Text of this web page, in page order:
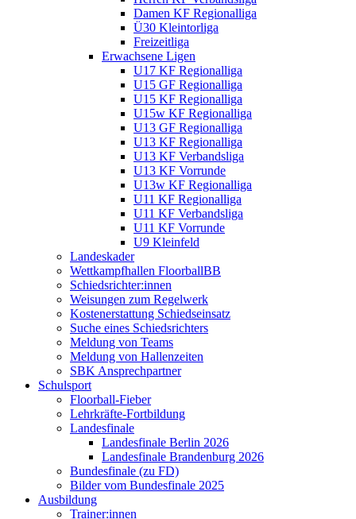
Damen KF Regionalliga
Ü30 Kleintorliga
Freizeitliga
Erwachsene Ligen
U17 KF Regionalliga
U15 GF Regionalliga
U15 KF Regionalliga
U15w KF Regionalliga
U13 GF Regionalliga
U13 KF Regionalliga
U13 KF Verbandsliga
U13 KF Vorrunde
U13w KF Regionalliga
U11 KF Regionalliga
U11 KF Verbandsliga
U11 KF Vorrunde
U9 Kleinfeld
Landeskader
Wettkampfhallen FloorballBB
Schiedsrichter:innen
Weisungen zum Regelwerk
Kostenerstattung Schiedseinsatz
Suche eines Schiedsrichters
Meldung von Teams
Meldung von Hallenzeiten
SBK Ansprechpartner
Schulsport
Floorball-Fieber
Lehrkräfte-Fortbildung
Landesfinale
Landesfinale Berlin 2026
Landesfinale Brandenburg 2026
Bundesfinale (zu FD)
Bilder vom Bundesfinale 2025
Ausbildung
Trainer:innen